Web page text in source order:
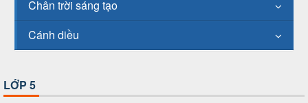
Chân trời sáng tạo
Cánh diều
LỚP 5